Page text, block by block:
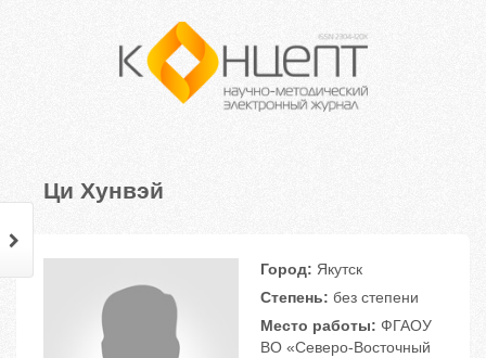
Ци Хунвэй
Город: Якутск
Степень: без степени
Место работы: ФГАОУ
ВО «Северо-Восточный